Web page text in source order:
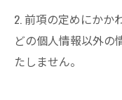
2. 前項の定めにかか
どの個人情報以外の
たしません。